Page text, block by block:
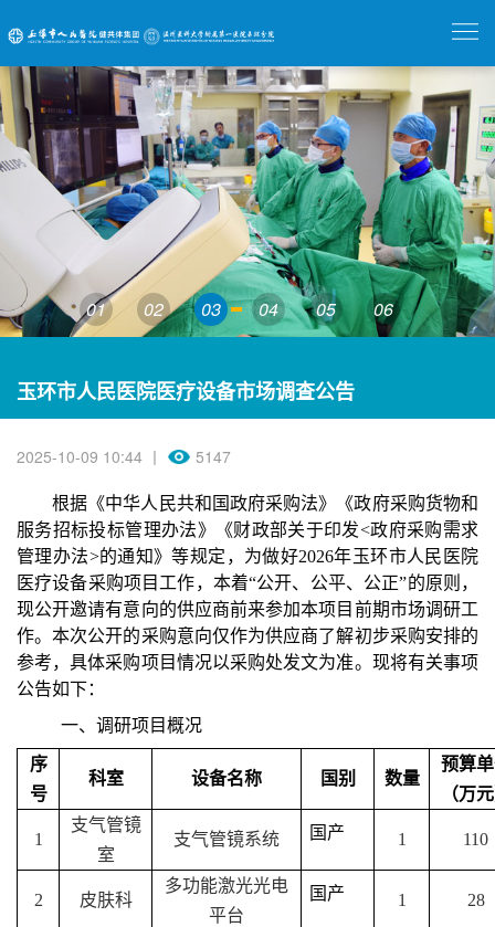
01 02 03 04 05 06
玉环市人民医院医疗设备市场调查公告
2025-10-09 10:44 丨 5147
根据《中华人民共和国政府采购法》《政府采购货物和
服务招标投标管理办法》《财政部关于印发<政府采购需求
管理办法>的通知》等规定，为做好2026年玉环市人民医院
医疗设备采购项目工作，本着“公开、公平、公正”的原则，
现公开邀请有意向的供应商前来参加本项目前期市场调研工
作。本次公开的采购意向仅作为供应商了解初步采购安排的
参考，具体采购项目情况以采购处发文为准。现将有关事项
公告如下：
一、 调研项目概况
序
号
科室 设备名称 国别 数量
预算
（万
1
支气管镜
室
支气管镜系统 国产 1 110
2 皮肤科
多功能激光光电
平台
国产 1 28